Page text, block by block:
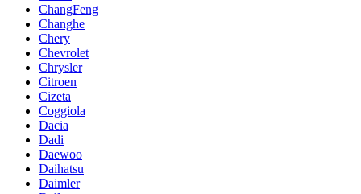
ChangFeng
Changhe
Chery
Chevrolet
Chrysler
Citroen
Cizeta
Coggiola
Dacia
Dadi
Daewoo
Daihatsu
Daimler